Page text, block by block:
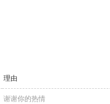
理由
谢谢你的热情